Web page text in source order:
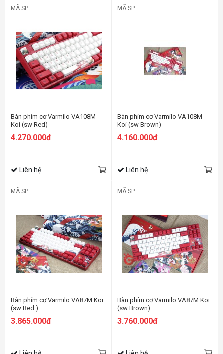
MÃ SP:
Bàn phím cơ Varmilo VA108M
Koi (sw Red)
4.270.000đ
Liên hệ
MÃ SP:
Bàn phím cơ Varmilo VA108M
Koi (sw Brown)
4.160.000đ
Liên hệ
MÃ SP:
Bàn phím cơ Varmilo VA87M Koi
(sw Red )
3.865.000đ
MÃ SP:
Bàn phím cơ Varmilo VA87M Koi
(sw Brown)
3.760.000đ